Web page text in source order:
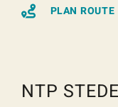
PLAN ROUTE
NTP